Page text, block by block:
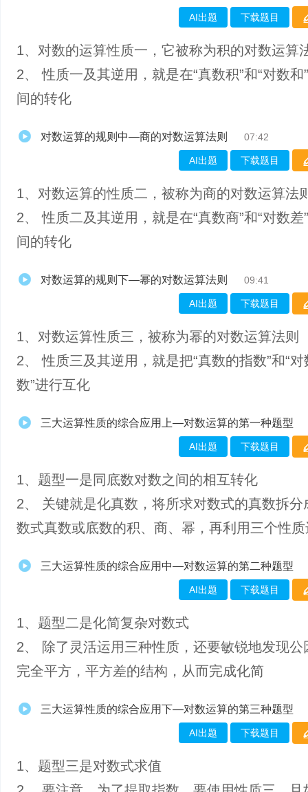
AI出题 下载题目
1、​对数的运算性质一，它被称为积的对数运算
2、 性质一及其逆用，就是在“真数积”和“对数和
间的转化
对数运算的规则中—商的对数运算法则 07:42
AI出题 下载题目
1、​对数运算的性质二，被称为商的对数运算法
2、 性质二及其逆用，就是在“真数商”和“对数差
间的转化
对数运算的规则下—幂的对数运算法则 09:41
AI出题 下载题目
1、​对数运算性质三，被称为幂的对数运算法则
2、 性质三及其逆用，就是把“真数的指数”和“
数”进行互化
三大运算性质的综合应用上—对数运算的第一种题型
AI出题 下载题目
1、题型一是同底数对数之间的相互转化
2、 关键就是化真数，将所求对数式的真数拆分
数式真数或底数的积、商、幂，再利用三个性
三大运算性质的综合应用中—对数运算的第二种题型
AI出题 下载题目
1、​题型二是化简复杂对数式
2、 除了灵活运用三种性质，还要敏锐地发现公
完全平方，平方差的结构，从而完成化简
三大运算性质的综合应用下—对数运算的第三种题型
AI出题 下载题目
1、题型三是对数式求值